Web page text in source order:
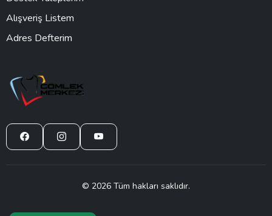
Alışveriş Listem
Adres Defterim
© 2026 Tüm hakları saklıdır.